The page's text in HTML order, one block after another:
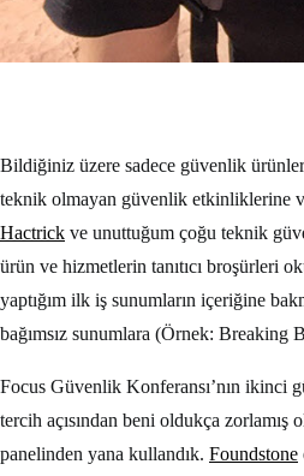
Bildiğiniz üzere sadece güvenlik
teknik olmayan güvenlik etkinliklerine
Hactrick ve unuttuğum çoğu teknik
ürün ve hizmetlerin tanıtıcı broşürleri
yaptığım ilk iş sunumların içeriğine
bağımsız sunumlara (Örnek:
Focus Güvenlik Konferansı’nın ikinci
tercih açısından beni oldukça zorlamış
panelinden yana kullandık. Foundstone